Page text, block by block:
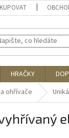
HRAČKY
ohřívače